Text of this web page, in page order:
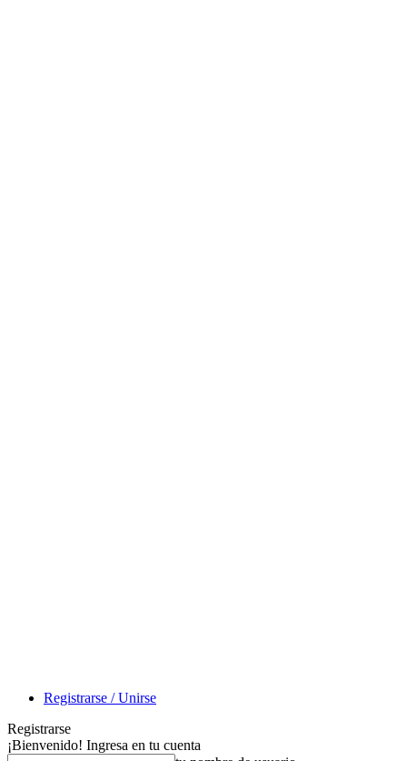
Registrarse / Unirse
Registrarse
¡Bienvenido! Ingresa en tu cuenta